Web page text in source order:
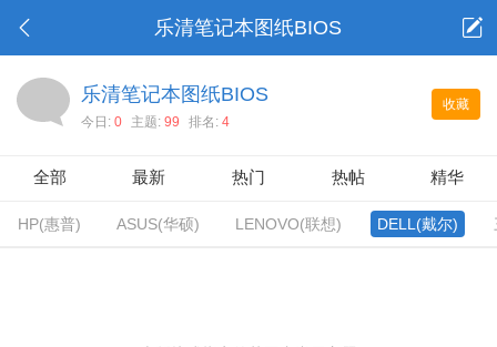
乐清笔记本图纸BIOS
收藏
乐清笔记本图纸BIOS
今日: 0 主题: 99 排名: 4
全部 最新 热门 热帖 精华
HP(惠普) ASUS(华硕) LENOVO(联想) DELL(戴尔)